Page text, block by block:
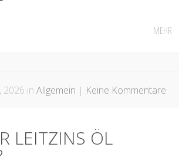
MEHR
2026 in Allgemein | Keine Kommentare
LEITZINS ÖL